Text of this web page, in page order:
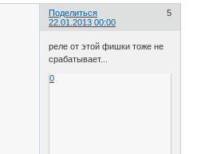
Поделиться
5
22.01.2013 00:00
реле от этой фишки тоже не
срабатывает...
0